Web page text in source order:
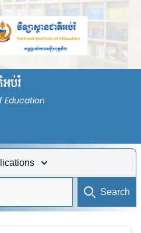
អប់រំ
Education
menu
Search